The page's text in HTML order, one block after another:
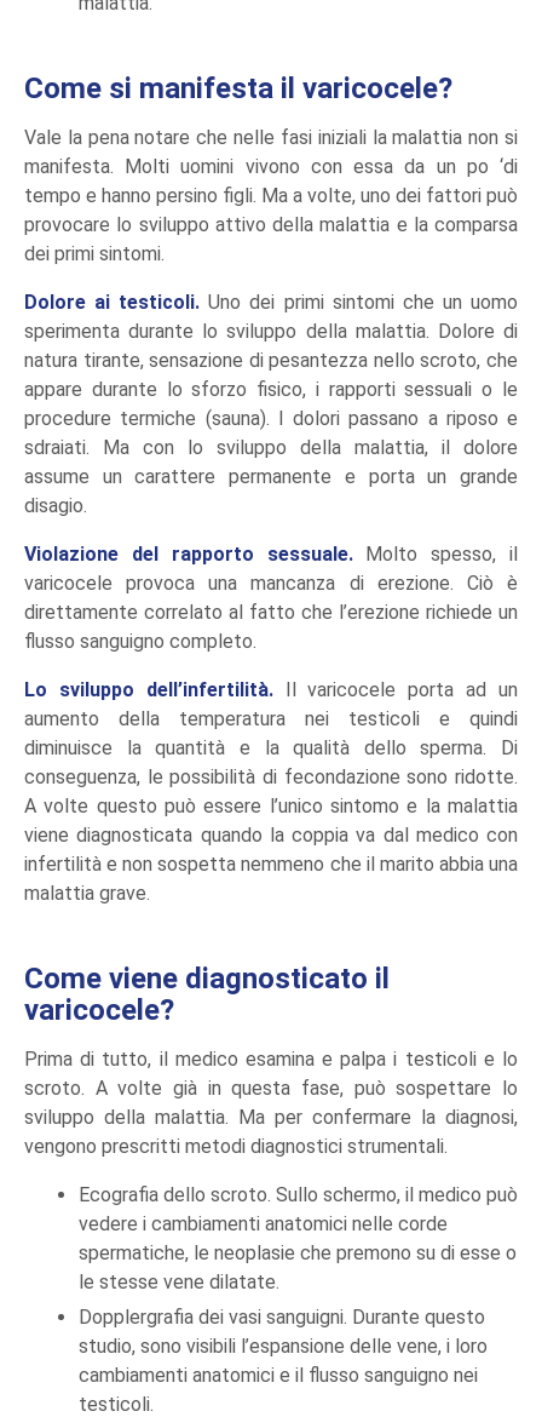
Come si manifesta il varicocele?
Vale la pena notare che nelle fasi iniziali la malattia non si
manifesta. Molti uomini vivono con essa da un po ‘di
tempo e hanno persino figli. Ma a volte, uno dei fattori può
provocare lo sviluppo attivo della malattia e la comparsa
dei primi sintomi.
Dolore ai testicoli. Uno dei primi sintomi che un uomo
sperimenta durante lo sviluppo della malattia. Dolore di
natura tirante, sensazione di pesantezza nello scroto, che
appare durante lo sforzo fisico, i rapporti sessuali o le
procedure termiche (sauna). I dolori passano a riposo e
sdraiati. Ma con lo sviluppo della malattia, il dolore
assume un carattere permanente e porta un grande
disagio.
Violazione del rapporto sessuale.Molto spesso, il
varicocele provoca una mancanza di erezione. Ciò è
direttamente correlato al fatto che l’erezione richiede un
flusso sanguigno completo.
Lo sviluppo dell’infertilità.Il varicocele porta ad un
aumento della temperatura nei testicoli e quindi
diminuisce la quantità e la qualità dello sperma. Di
conseguenza, le possibilità di fecondazione sono ridotte.
A volte questo può essere l’unico sintomo e la malattia
viene diagnosticata quando la coppia va dal medico con
infertilità e non sospetta nemmeno che il marito abbia una
malattia grave.
Come viene diagnosticato il
varicocele?
Prima di tutto, il medico esamina e palpa i testicoli e lo
scroto. A volte già in questa fase, può sospettare lo
sviluppo della malattia. Ma per confermare la diagnosi,
vengono prescritti metodi diagnostici strumentali.
Ecografia dello scroto. Sullo schermo, il medico può
vedere i cambiamenti anatomici nelle corde
spermatiche, le neoplasie che premono su di esse o
le stesse vene dilatate.
Dopplergrafia dei vasi sanguigni. Durante questo
studio, sono visibili l’espansione delle vene, i loro
cambiamenti anatomici e il flusso sanguigno nei
testicoli.